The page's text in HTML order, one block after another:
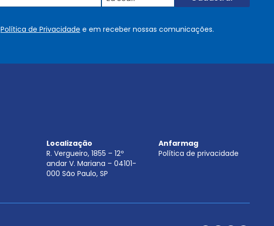
u
u
Política de Privacidade e em receber nossas comunicações.
Localização
R. Vergueiro, 1855 – 12º
andar V. Mariana – 04101-
000 São Paulo, SP
Anfarmag
Política de privacidade